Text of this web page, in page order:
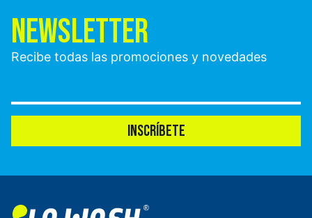
NEWSLETTER
Recibe todas las promociones y novedades
INSCRÍBETE